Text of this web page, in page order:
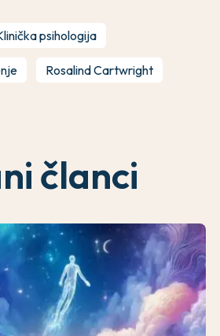
psihologija
Rosalind Cartwright
članci